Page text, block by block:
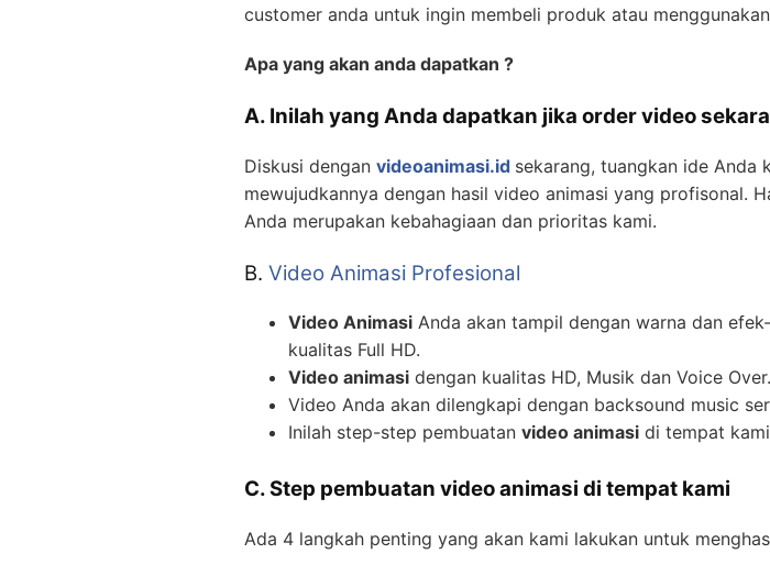
customer anda untuk ingin membeli produk atau
Apa yang akan anda dapatkan ?
A. Inilah yang Anda dapatkan jika order video
Diskusi dengan videoanimasi.id sekarang, tuangkan ide Anda
mewujudkannya dengan hasil video animasi yang profisonal.
Anda merupakan kebahagiaan dan prioritas kami.
B. Video Animasi Profesional
Video Animasi Anda akan tampil dengan warna dan
kualitas Full HD.
Video animasi dengan kualitas HD, Musik dan Voice Over.
Video Anda akan dilengkapi dengan backsound music
Inilah step-step pembuatan video animasi di tempat kami
C. Step pembuatan video animasi di tempat kami
Ada 4 langkah penting yang akan kami lakukan untuk